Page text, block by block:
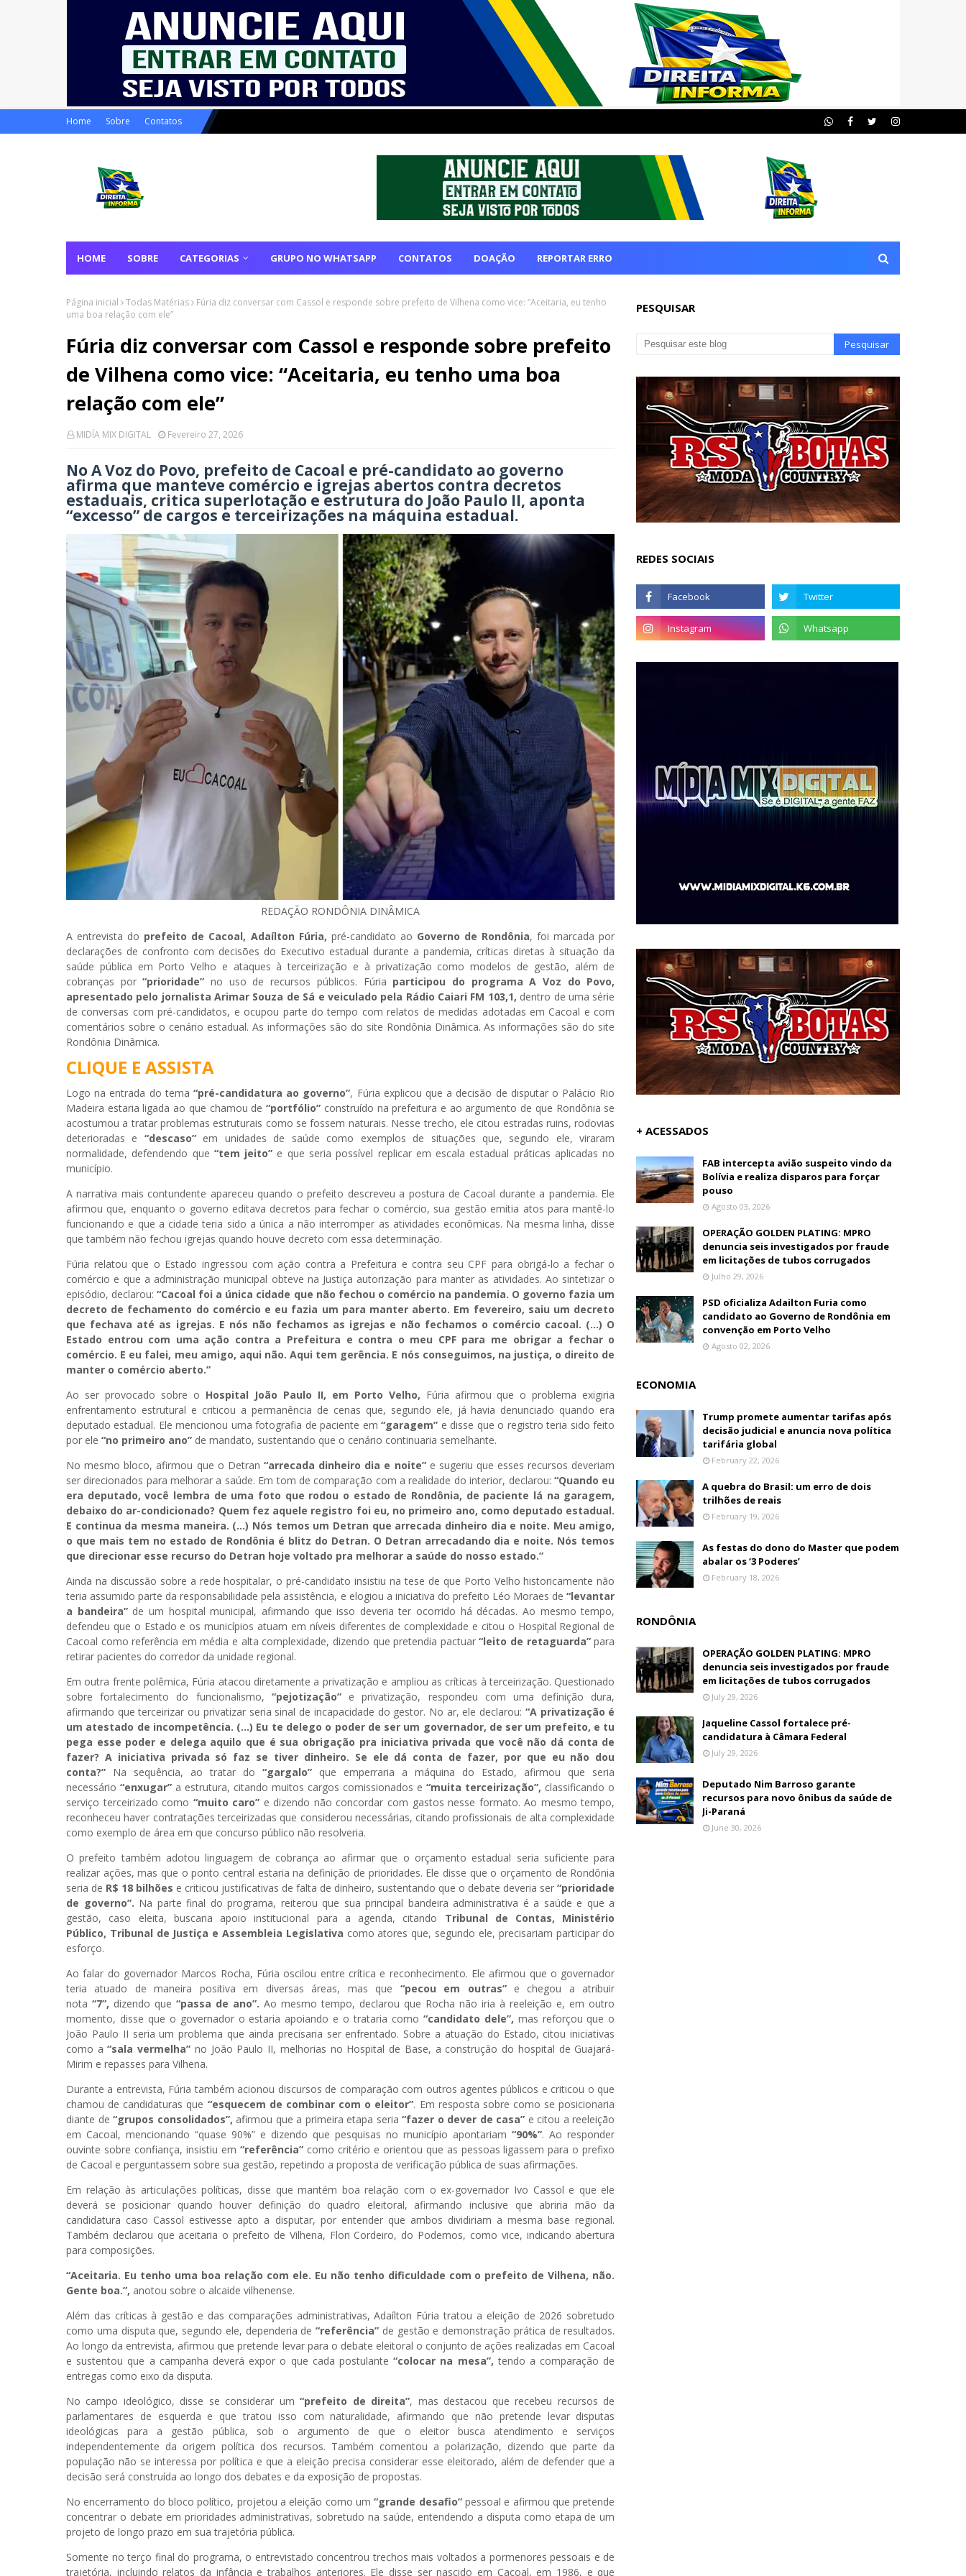
Home Sobre Contatos
HOME SOBRE CATEGORIAS GRUPO NO WHATSAPP CONTATOS DOAÇÃO REPORTAR ERRO
Página inicial Todas Matérias
Fúria diz conversar com Cassol e responde sobre prefeito de Vilhena como vice: “Aceitaria, eu tenho
uma boa relação com ele”
Fúria diz conversar com Cassol e responde sobre prefeito
de Vilhena como vice: “Aceitaria, eu tenho uma boa
relação com ele”
MIDÍA MIX DIGITAL Fevereiro 27, 2026
No A Voz do Povo, prefeito de Cacoal e pré-candidato ao governo
afirma que manteve comércio e igrejas abertos contra decretos
estaduais, critica superlotação e estrutura do João Paulo II, aponta
“excesso” de cargos e terceirizações na máquina estadual.
REDAÇÃO RONDÔNIA DINÂMICA
A entrevista do prefeito de Cacoal, Adaílton Fúria, pré-candidato ao Governo de Rondônia, foi marcada por
declarações de confronto com decisões do Executivo estadual durante a pandemia, críticas diretas à situação da
saúde pública em Porto Velho e ataques à terceirização e à privatização como modelos de gestão, além de
cobranças por“prioridade” no uso de recursos públicos. Fúria participou do programa A Voz do Povo,
apresentado pelo jornalista Arimar Souza de Sá e veiculado pela Rádio Caiari FM 103,1, dentro de uma série
de conversas com pré-candidatos, e ocupou parte do tempo com relatos de medidas adotadas em Cacoal e com
comentários sobre o cenário estadual. As informações são do site Rondônia Dinâmica. As informações são do site
Rondônia Dinâmica.
CLIQUE E ASSISTA
Logo na entrada do tema “pré-candidatura ao governo”, Fúria explicou que a decisão de disputar o Palácio Rio
Madeira estaria ligada ao que chamou de“portfólio” construído na prefeitura e ao argumento de que Rondônia se
acostumou a tratar problemas estruturais como se fossem naturais. Nesse trecho, ele citou estradas ruins, rodovias
deterioradas e “descaso”em unidades de saúde como exemplos de situações que, segundo ele, viraram
normalidade, defendendo que “tem jeito” e que seria possível replicar em escala estadual práticas aplicadas no
município.
A narrativa mais contundente apareceu quando o prefeito descreveu a postura de Cacoal durante a pandemia. Ele
afirmou que, enquanto o governo editava decretos para fechar o comércio, sua gestão emitia atos para mantê-lo
funcionando e que a cidade teria sido a única a não interromper as atividades econômicas. Na mesma linha, disse
que também não fechou igrejas quando houve decreto com essa determinação.
Fúria relatou que o Estado ingressou com ação contra a Prefeitura e contra seu CPF para obrigá-lo a fechar o
comércio e que a administração municipal obteve na Justiça autorização para manter as atividades. Ao sintetizar o
episódio, declarou:“Cacoal foi a única cidade que não fechou o comércio na pandemia. O governo fazia um
decreto de fechamento do comércio e eu fazia um para manter aberto. Em fevereiro, saiu um decreto
que fechava até as igrejas. E nós não fechamos as igrejas e não fechamos o comércio cacoal. (…) O
Estado entrou com uma ação contra a Prefeitura e contra o meu CPF para me obrigar a fechar o
comércio. E eu falei, meu amigo, aqui não. Aqui tem gerência. E nós conseguimos, na justiça, o direito de
manter o comércio aberto.”
Ao ser provocado sobre o Hospital João Paulo II, em Porto Velho, Fúria afirmou que o problema exigiria
enfrentamento estrutural e criticou a permanência de cenas que, segundo ele, já havia denunciado quando era
deputado estadual. Ele mencionou uma fotografia de paciente em“garagem” e disse que o registro teria sido feito
por ele “no primeiro ano” de mandato, sustentando que o cenário continuaria semelhante.
No mesmo bloco, afirmou que o Detran “arrecada dinheiro dia e noite”e sugeriu que esses recursos deveriam
ser direcionados para melhorar a saúde. Em tom de comparação com a realidade do interior, declarou: “Quando eu
era deputado, você lembra de uma foto que rodou o estado de Rondônia, de paciente lá na garagem,
debaixo do ar-condicionado? Quem fez aquele registro foi eu, no primeiro ano, como deputado estadual.
E continua da mesma maneira. (…) Nós temos um Detran que arrecada dinheiro dia e noite. Meu amigo,
o que mais tem no estado de Rondônia é blitz do Detran. O Detran arrecadando dia e noite. Nós temos
que direcionar esse recurso do Detran hoje voltado pra melhorar a saúde do nosso estado.”
Ainda na discussão sobre a rede hospitalar, o pré-candidato insistiu na tese de que Porto Velho historicamente não
teria assumido parte da responsabilidade pela assistência, e elogiou a iniciativa do prefeito Léo Moraes de“levantar
a bandeira”de um hospital municipal, afirmando que isso deveria ter ocorrido há décadas. Ao mesmo tempo,
defendeu que o Estado e os municípios atuam em níveis diferentes de complexidade e citou o Hospital Regional de
Cacoal como referência em média e alta complexidade, dizendo que pretendia pactuar“leito de retaguarda”para
retirar pacientes do corredor da unidade regional.
Em outra frente polêmica, Fúria atacou diretamente a privatização e ampliou as críticas à terceirização. Questionado
sobre fortalecimento do funcionalismo, “pejotização” e privatização, respondeu com uma definição dura,
afirmando que terceirizar ou privatizar seria sinal de incapacidade do gestor. No ar, ele declarou: “A privatização é
um atestado de incompetência. (…) Eu te delego o poder de ser um governador, de ser um prefeito, e tu
pega esse poder e delega aquilo que é sua obrigação pra iniciativa privada que você não dá conta de
fazer? A iniciativa privada só faz se tiver dinheiro. Se ele dá conta de fazer, por que eu não dou
conta?” Na sequência, ao tratar do“gargalo” que emperraria a máquina do Estado, afirmou que seria
necessário“enxugar” a estrutura, citando muitos cargos comissionados e“muita terceirização”, classificando o
serviço terceirizado como “muito caro” e dizendo não concordar com gastos nesse formato. Ao mesmo tempo,
reconheceu haver contratações terceirizadas que considerou necessárias, citando profissionais de alta complexidade
como exemplo de área em que concurso público não resolveria.
O prefeito também adotou linguagem de cobrança ao afirmar que o orçamento estadual seria suficiente para
realizar ações, mas que o ponto central estaria na definição de prioridades. Ele disse que o orçamento de Rondônia
seria de R$ 18 bilhões e criticou justificativas de falta de dinheiro, sustentando que o debate deveria ser“prioridade
de governo”. Na parte final do programa, reiterou que sua principal bandeira administrativa é a saúde e que a
gestão, caso eleita, buscaria apoio institucional para a agenda, citando Tribunal de Contas, Ministério
Público, Tribunal de Justiça e Assembleia Legislativa como atores que, segundo ele, precisariam participar do
esforço.
Ao falar do governador Marcos Rocha, Fúria oscilou entre crítica e reconhecimento. Ele afirmou que o governador
teria atuado de maneira positiva em diversas áreas, mas que “pecou em outras”e chegou a atribuir
nota “7”, dizendo que“passa de ano”.Ao mesmo tempo, declarou que Rocha não iria à reeleição e, em outro
momento, disse que o governador o estaria apoiando e o trataria como “candidato dele”, mas reforçou que o
João Paulo II seria um problema que ainda precisaria ser enfrentado. Sobre a atuação do Estado, citou iniciativas
como a“sala vermelha” no João Paulo II, melhorias no Hospital de Base, a construção do hospital de Guajará-
Mirim e repasses para Vilhena.
Durante a entrevista, Fúria também acionou discursos de comparação com outros agentes públicos e criticou o que
chamou de candidaturas que “esquecem de combinar com o eleitor”. Em resposta sobre como se posicionaria
diante de“grupos consolidados”, afirmou que a primeira etapa seria“fazer o dever de casa” e citou a reeleição
em Cacoal, mencionando “quase 90%” e dizendo que pesquisas no município apontariam“90%”. Ao responder
ouvinte sobre confiança, insistiu em “referência”como critério e orientou que as pessoas ligassem para o prefixo
de Cacoal e perguntassem sobre sua gestão, repetindo a proposta de verificação pública de suas afirmações.
Em relação às articulações políticas, disse que mantém boa relação com o ex-governador Ivo Cassol e que ele
deverá se posicionar quando houver definição do quadro eleitoral, afirmando inclusive que abriria mão da
candidatura caso Cassol estivesse apto a disputar, por entender que ambos dividiriam a mesma base regional.
Também declarou que aceitaria o prefeito de Vilhena, Flori Cordeiro, do Podemos, como vice, indicando abertura
para composições.
“Aceitaria. Eu tenho uma boa relação com ele. Eu não tenho dificuldade com o prefeito de Vilhena, não.
Gente boa.”, anotou sobre o alcaide vilhenense.
Além das críticas à gestão e das comparações administrativas, Adaílton Fúria tratou a eleição de 2026 sobretudo
como uma disputa que, segundo ele, dependeria de“referência” de gestão e demonstração prática de resultados.
Ao longo da entrevista, afirmou que pretende levar para o debate eleitoral o conjunto de ações realizadas em Cacoal
e sustentou que a campanha deverá expor o que cada postulante“colocar na mesa”, tendo a comparação de
entregas como eixo da disputa.
No campo ideológico, disse se considerar um “prefeito de direita”, mas destacou que recebeu recursos de
parlamentares de esquerda e que tratou isso com naturalidade, afirmando que não pretende levar disputas
ideológicas para a gestão pública, sob o argumento de que o eleitor busca atendimento e serviços
independentemente da origem política dos recursos. Também comentou a polarização, dizendo que parte da
população não se interessa por política e que a eleição precisa considerar esse eleitorado, além de defender que a
decisão será construída ao longo dos debates e da exposição de propostas.
No encerramento do bloco político, projetou a eleição como um“grande desafio”pessoal e afirmou que pretende
concentrar o debate em prioridades administrativas, sobretudo na saúde, entendendo a disputa como etapa de um
projeto de longo prazo em sua trajetória pública.
Somente no terço final do programa, o entrevistado concentrou trechos mais voltados a pormenores pessoais e de
trajetória, incluindo relatos da infância e trabalhos anteriores. Ele disse ser nascido em Cacoal, em 1986, e que
PESQUISAR
REDES SOCIAIS
+ ACESSADOS
FAB intercepta avião suspeito vindo da
Bolívia e realiza disparos para forçar
pouso
Agosto 03, 2026
OPERAÇÃO GOLDEN PLATING: MPRO
denuncia seis investigados por fraude
em licitações de tubos corrugados
Julho 29, 2026
PSD oficializa Adailton Furia como
candidato ao Governo de Rondônia em
convenção em Porto Velho
Agosto 02, 2026
ECONOMIA
Trump promete aumentar tarifas após
decisão judicial e anuncia nova política
tarifária global
February 22, 2026
A quebra do Brasil: um erro de dois
trilhões de reais
February 19, 2026
As festas do dono do Master que podem
abalar os ‘3 Poderes’
February 18, 2026
RONDÔNIA
OPERAÇÃO GOLDEN PLATING: MPRO
denuncia seis investigados por fraude
em licitações de tubos corrugados
July 29, 2026
Jaqueline Cassol fortalece pré-
candidatura à Câmara Federal
July 29, 2026
Deputado Nim Barroso garante
recursos para novo ônibus da saúde de
Ji-Paraná
June 30, 2026